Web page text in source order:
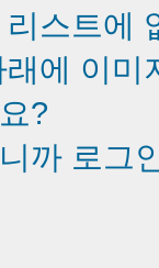
스트에
에 이미
?
까 로그